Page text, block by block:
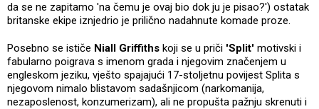
da se ne zapitamo 'na čemu je ovaj bio dok ju je pisao?') ostatak
britanske ekipe iznjedrio je prilično nadahnute komade proze.
Posebno se ističe Niall Griffiths koji se u priči 'Split' motivski i
fabularno poigrava s imenom grada i njegovim značenjem u
engleskom jeziku, vješto spajajući 17-stoljetnu povijest Splita s
njegovom nimalo blistavom sadašnjicom (narkomanija,
nezaposlenost, konzumerizam), ali ne propušta pažnju skrenuti i